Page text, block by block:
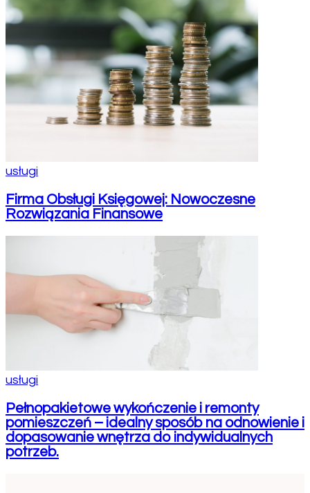
usługi
Firma Obsługi Księgowej: Nowoczesne
Rozwiązania Finansowe
usługi
Pełnopakietowe wykończenie i remonty
pomieszczeń – idealny sposób na odnowienie i
dopasowanie wnętrza do indywidualnych
potrzeb.